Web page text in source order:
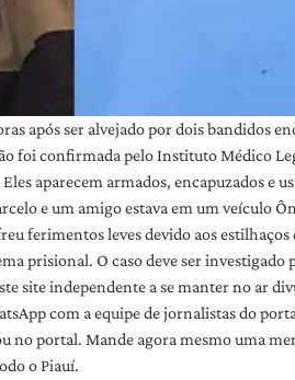
após ser alvejado por dois bandidos
foi confirmada pelo Instituto Médico
aparecem armados, encapuzados e
e um amigo estava em um veículo
ferimentos leves devido aos
prisional. O caso deve ser investigado
site independente a se manter no ar
com a equipe de jornalistas do
no portal. Mande agora mesmo uma
o Piauí.